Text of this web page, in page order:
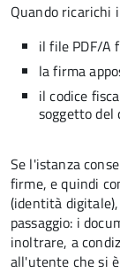
Quando ricarichi
il file PDF/A
la firma
il codice
soggetto
Se l'istanza
firme, e quindi
(identità
passaggio: i
inoltrare, a
all'utente che si